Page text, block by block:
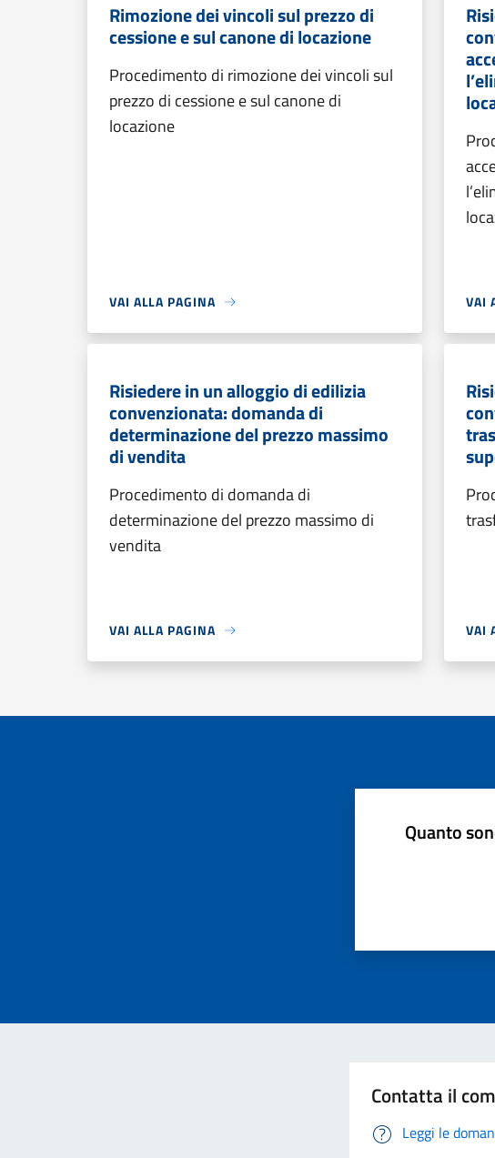
Rimozione dei vincoli sul prezzo di
cessione e sul canone di locazione
Procedimento di rimozione dei vincoli sul
prezzo di cessione e sul canone di
locazione
VAI ALLA PAGINA VAI
Risiedere in un alloggio di edilizia
convenzionata: domanda di
determinazione del prezzo massimo
di vendita
Procedimento di domanda di
determinazione del prezzo massimo di
vendita
VAI ALLA PAGINA VAI
Quanto
Contatta il
Leggi le